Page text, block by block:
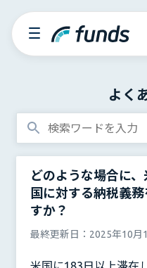
よく
どのような場合に
国に対する納税義
すか？
最終更新日： 2025年10月